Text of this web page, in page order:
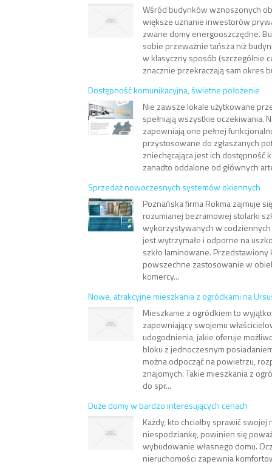
Wśród budynków wznoszonych
większe uznanie inwestorów
zwane domy energooszczędne.
sobie przeważnie tańsza niż
w klasyczny sposób (szczególnie
znacznie przekraczają sam okres
Dostępność komunikacyjna, świetne położenie
Nie zawsze lokale użytkowane
spełniają wszystkie oczekiwania.
zapewniają one pełnej
przystosowane do zgłaszanych
zniechęcająca jest ich dostępność
zanadto oddalone od głównych
Sprzedaż nowoczesnych systemów okiennych
Poznańska firma Rokma zajmuje
rozumianej bezramowej stolarki
wykorzystywanych w codziennych
jest wytrzymałe i odporne na
szkło laminowane.
powszechne zastosowanie w
komercy...
Nowe, atrakcyjne mieszkania z ogródkami na
Mieszkanie z ogródkiem to
zapewniający swojemu
udogodnienia, jakie oferuje
bloku z jednoczesnym
można odpocząć na powietrzu,
znajomych. Takie mieszkania z
do spr...
Duże domy w bardzo interesujących cenach
Każdy, kto chciałby sprawić swojej
niespodziankę, powinien się
wybudowanie własnego domu.
nieruchomości zapewnia